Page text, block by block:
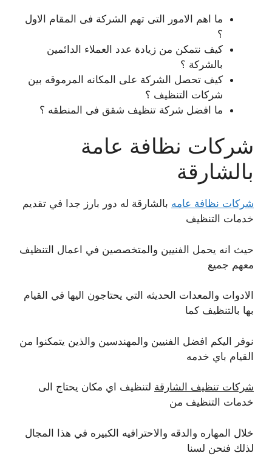
ما اهم الامور التى تهم الشركة فى المقام الاول
؟
كيف نتمكن من زيادة عدد العملاء الدائمين
بالشركة ؟
كيف تحصل الشركة على المكانه المرموقه بين
شركات التنظيف ؟
ما افضل شركة تنظيف شقق فى المنطقه ؟
شركات نظافة عامة
بالشارقة
شركات نظافة عامه بالشارقة له دور بارز جدا في تقديم
خدمات التنظيف
حيث انه يحمل الفنيين والمتخصصين في اعمال التنظيف
معهم جميع
الادوات والمعدات الحديثه التي يحتاجون اليها في القيام
بها بالتنظيف كما
نوفر اليكم افضل الفنيين والمهندسين والذين يتمكنوا من
القيام باي خدمه
شركات تنظيف الشارقة لتنظيف اي مكان يحتاج الى
خدمات التنظيف من
خلال المهاره والدقه والاحترافيه الكبيره في هذا المجال
لذلك فنحن لسنا